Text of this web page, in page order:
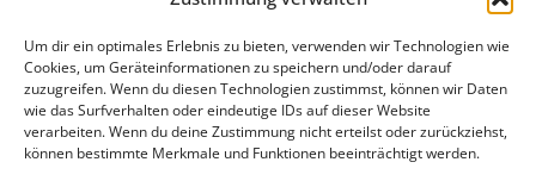
Um dir ein optimales Erlebnis zu bieten, verwenden wir Technologien wie
Cookies, um Geräteinformationen zu speichern und/oder darauf
zuzugreifen. Wenn du diesen Technologien zustimmst, können wir Daten
wie das Surfverhalten oder eindeutige IDs auf dieser Website
verarbeiten. Wenn du deine Zustimmung nicht erteilst oder zurückziehst,
können bestimmte Merkmale und Funktionen beeinträchtigt werden.
QUARTERBACK Immobilien ARENA
Am Sportforum 2, 04105 Leipzig
Sie erreichen uns mit dem Öffentlichen
Nahverkehr: Straßenbahn Linien 3, 4, 7, 8, 15